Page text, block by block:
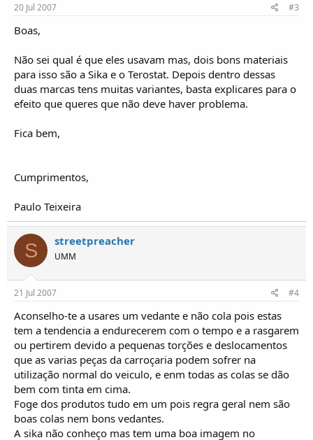
20 Jul 2007 #3
Boas,
Não sei qual é que eles usavam mas, dois bons materiais
para isso são a Sika e o Terostat. Depois dentro dessas
duas marcas tens muitas variantes, basta explicares para o
efeito que queres que não deve haver problema.
Fica bem,
Cumprimentos,
Paulo Teixeira
S streetpreacher
UMM
21 Jul 2007 #4
Aconselho-te a usares um vedante e não cola pois estas
tem a tendencia a endurecerem com o tempo e a rasgarem
ou pertirem devido a pequenas torções e deslocamentos
que as varias peças da carroçaria podem sofrer na
utilização normal do veiculo, e enm todas as colas se dão
bem com tinta em cima.
Foge dos produtos tudo em um pois regra geral nem são
boas colas nem bons vedantes.
A sika não conheço mas tem uma boa imagem no